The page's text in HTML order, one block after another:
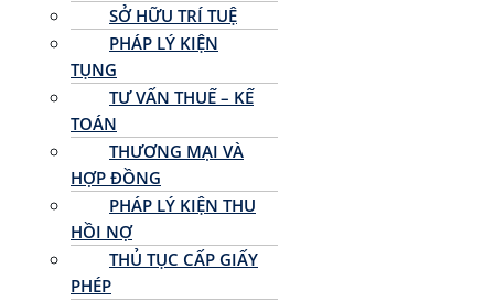
SỞ HỮU TRÍ TUỆ
PHÁP LÝ KIỆN
TỤNG
TƯ VẤN THUẾ – KẾ
TOÁN
THƯƠNG MẠI VÀ
HỢP ĐỒNG
PHÁP LÝ KIỆN THU
HỒI NỢ
THỦ TỤC CẤP GIẤY
PHÉP